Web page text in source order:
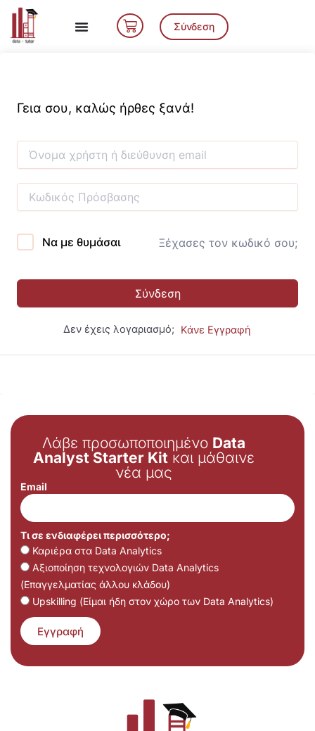
Μετάβαση
περιεχόμενο
Cart Σύνδεση
Γεια σου, καλώς ήρθες ξανά!
Να με θυμάσαι Ξέχασες τον κωδικό σου;
Σύνδεση
Δεν έχεις λογαριασμό; Κάνε Εγγραφή
Λάβε προσωποποιημένο Data
Analyst Starter Kit και μάθαινε
νέα μας
Email
Τι σε ενδιαφέρει περισσότερο;
Καριέρα στα Data Analytics
Αξιοποίηση τεχνολογιών Data Analytics
(Επαγγελματίας άλλου κλάδου)
Upskilling (Είμαι ήδη στον χώρο των Data Analytics)
Εγγραφή